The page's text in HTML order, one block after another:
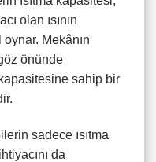
olan ısının
Mekânın
önünde
sahip bir
sadece ısıtma
da